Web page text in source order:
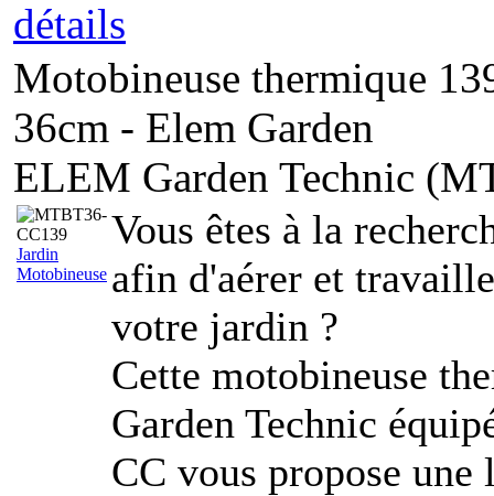
détails
Motobineuse thermique
36cm - Elem Garden
ELEM Garden Technic
Jardin
Motobineuse
Vous êtes à la
afin d'aérer et
votre jardin ?
Cette motobineuse
Garden Technic
CC vous propose